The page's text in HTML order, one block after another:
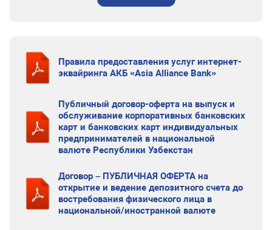
Правила предоставления услуг интернет-
эквайринга АКБ «Asia Alliance Bank»
Публичный договор-оферта на выпуск и
обслуживание корпоративных банковских
карт и банковских карт индивидуальных
предпринимателей в национальной
валюте Республики Узбекстан
Договор – ПУБЛИЧНАЯ ОФЕРТА на
открытие и ведение депозитного счета до
востребования физического лица в
национальной/иностранной валюте